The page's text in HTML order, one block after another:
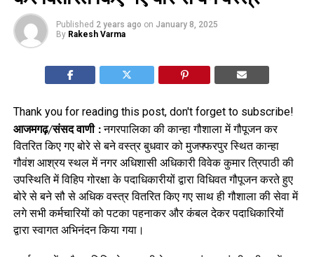
Published 2 years ago on January 8, 2025
By Rakesh Varma
Thank you for reading this post, don't forget to subscribe!
आजमगढ़/संसद वाणी :नगरपालिका की कान्हा गौशाला में गौपूजन कर
वितरित किए गए बोरे से बने वस्त्र बुधवार को मुजफ्फरपुर स्थित कान्हा
गौवंश आश्रय स्थल में नगर अधिशासी अधिकारी विवेक कुमार त्रिपाठी की
उपस्थिति में विहिप गोरक्षा के पदाधिकारीयों द्वारा विधिवत गौपूजन करते हुए
बोरे से बने सौ से अधिक वस्त्र वितरित किए गए साथ ही गौशाला की सेवा में
लगे सभी कर्मचारियों को पटका पहनाकर और कंबल देकर पदाधिकारियों
द्वारा स्वागत अभिनंदन किया गया।